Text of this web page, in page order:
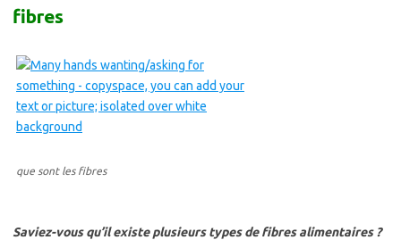
fibres
que sont les fibres
Saviez-vous qu’il existe plusieurs types de fibres alimentaires ?